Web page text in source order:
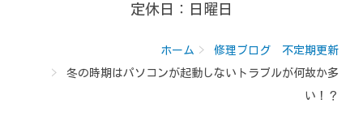
定休日：日曜日
ホーム
修理ブログ 不定期更新
冬の時期はパソコンが起動しないトラブルが何故か多
い！？